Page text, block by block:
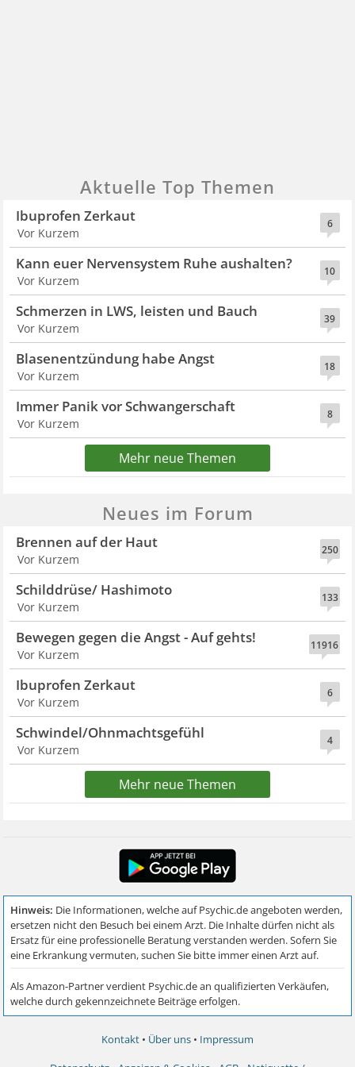
Aktuelle Top Themen
6
Ibuprofen Zerkaut
Vor Kurzem
10
Kann euer Nervensystem Ruhe aushalten?
Vor Kurzem
39
Schmerzen in LWS, leisten und Bauch
Vor Kurzem
18
Blasenentzündung habe Angst
Vor Kurzem
8
Immer Panik vor Schwangerschaft
Vor Kurzem
Mehr neue Themen
Neues im Forum
250
Brennen auf der Haut
Vor Kurzem
133
Schilddrüse/ Hashimoto
Vor Kurzem
11916
Bewegen gegen die Angst - Auf gehts!
Vor Kurzem
6
Ibuprofen Zerkaut
Vor Kurzem
4
Schwindel/Ohnmachtsgefühl
Vor Kurzem
Mehr neue Themen
Kontakt • Über uns • Impressum